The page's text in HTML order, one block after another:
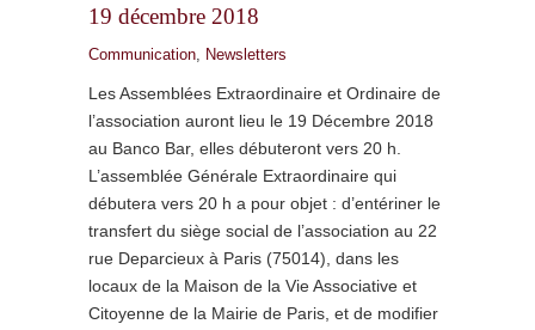
19 décembre 2018
Communication, Newsletters
Les Assemblées Extraordinaire et Ordinaire de
l’association auront lieu le 19 Décembre 2018
au Banco Bar, elles débuteront vers 20 h.
L’assemblée Générale Extraordinaire qui
débutera vers 20 h a pour objet : d’entériner le
transfert du siège social de l’association au 22
rue Deparcieux à Paris (75014), dans les
locaux de la Maison de la Vie Associative et
Citoyenne de la Mairie de Paris, et de modifier